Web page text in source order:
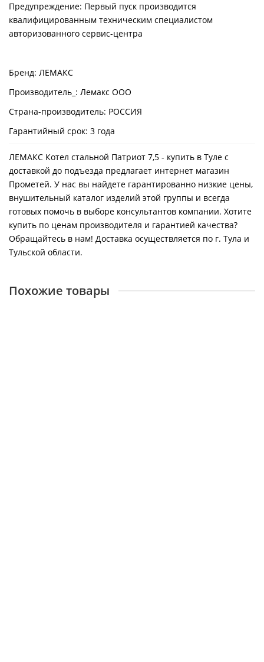
Предупреждение: Первый пуск производится
квалифицированным техническим специалистом
авторизованного сервис-центра
Бренд: ЛЕМАКС
Производитель_: Лемакс ООО
Страна-производитель: РОССИЯ
Гарантийный срок: 3 года
ЛЕМАКС Котел стальной Патриот 7,5 - купить в Туле с
доставкой до подъезда предлагает интернет магазин
Прометей. У нас вы найдете гарантированно низкие цены,
внушительный каталог изделий этой группы и всегда
готовых помочь в выборе консультантов компании. Хотите
купить по ценам производителя и гарантией качества?
Обращайтесь в нам! Доставка осуществляется по г. Тула и
Тульской области.
Похожие товары